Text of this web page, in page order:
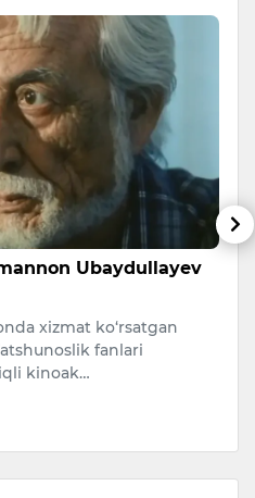
Ubaydullayev
xizmat ko‘rsatgan
fanlari
kinoak…